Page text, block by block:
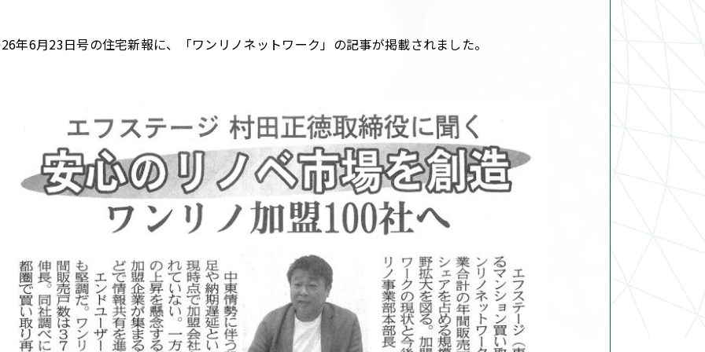
年6月23日号の住宅新報に、「ワンリノネットワーク」の記事が掲載されました。